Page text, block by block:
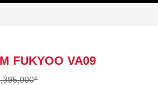
FUKYOO VA09
₫